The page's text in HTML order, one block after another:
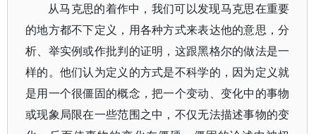
从马克思的着作中，我们可以发现马克思在重要
的地方都不下定义，用各种方式来表达他的意思，分
析、举实例或作批判的证明，这跟黑格尔的做法是一
样的。他们认为定义的方式是不科学的，因为定义就
是用一个很僵固的概念，把一个变动、变化中的事物
或现象局限在一些范围之中，不仅无法描述事物的变